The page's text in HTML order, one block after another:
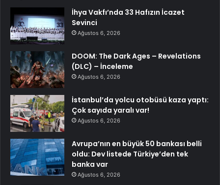
İhya Vakfı’nda 33 Hafızın İcazet
Sevinci
Ağustos 6, 2026
DOOM: The Dark Ages – Revelations
(DLC) – İnceleme
Ağustos 6, 2026
İstanbul’da yolcu otobüsü kaza yaptı:
Çok sayıda yaralı var!
Ağustos 6, 2026
Avrupa’nın en büyük 50 bankası belli
oldu: Dev listede Türkiye’den tek
banka var
Ağustos 6, 2026